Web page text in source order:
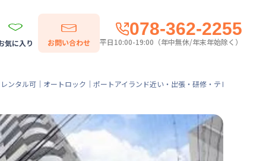
気に入り お問い合わせ
078-362-2255
平日10:00-19:00（年中無休/年末年始除く）
ンタル可｜オートロック｜ポートアイランド近い・出張・研修・テレワークにも